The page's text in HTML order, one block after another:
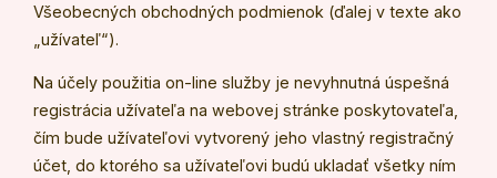
Všeobecných obchodných podmienok (ďalej v texte ako
„užívateľ“).
Na účely použitia on-line služby je nevyhnutná úspešná
registrácia užívateľa na webovej stránke poskytovateľa,
čím bude užívateľovi vytvorený jeho vlastný registračný
účet, do ktorého sa užívateľovi budú ukladať všetky ním